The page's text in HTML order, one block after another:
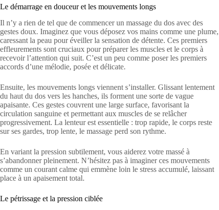
Le démarrage en douceur et les mouvements longs
Il n’y a rien de tel que de commencer un massage du dos avec des
gestes doux. Imaginez que vous déposez vos mains comme une plume,
caressant la peau pour éveiller la sensation de détente. Ces premiers
effleurements sont cruciaux pour préparer les muscles et le corps à
recevoir l’attention qui suit. C’est un peu comme poser les premiers
accords d’une mélodie, posée et délicate.
Ensuite, les mouvements longs viennent s’installer. Glissant lentement
du haut du dos vers les hanches, ils forment une sorte de vague
apaisante. Ces gestes couvrent une large surface, favorisant la
circulation sanguine et permettant aux muscles de se relâcher
progressivement. La lenteur est essentielle : trop rapide, le corps reste
sur ses gardes, trop lente, le massage perd son rythme.
En variant la pression subtilement, vous aiderez votre massé à
s’abandonner pleinement. N’hésitez pas à imaginer ces mouvements
comme un courant calme qui emmène loin le stress accumulé, laissant
place à un apaisement total.
Le pétrissage et la pression ciblée